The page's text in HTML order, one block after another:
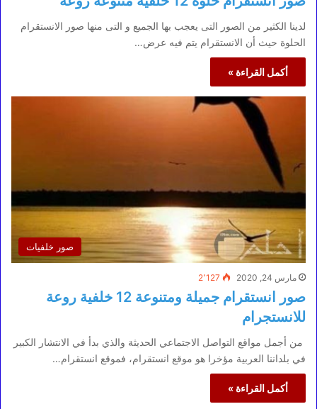
لدينا الكثير من الصور التى يعجب بها الجميع و التى منها صور الانستقرام
الحلوة حيث أن الانستقرام يتم فيه عرض…
أكمل القراءة »
صور خلفيات
مارس 24, 2020 2٬127
صور انستقرام جميلة ومتنوعة 12 خلفية روعة
للانستجرام
من أجمل مواقع التواصل الاجتماعي الحديثة والذي بدأ في الانتشار الكبير
في بلداننا العربية مؤخرا هو موقع انستقرام، فموقع انستقرام…
أكمل القراءة »